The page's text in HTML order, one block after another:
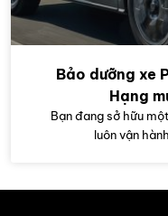
Bảo dưỡng xe
Hạng
Bạn đang sở hữu
luôn vận